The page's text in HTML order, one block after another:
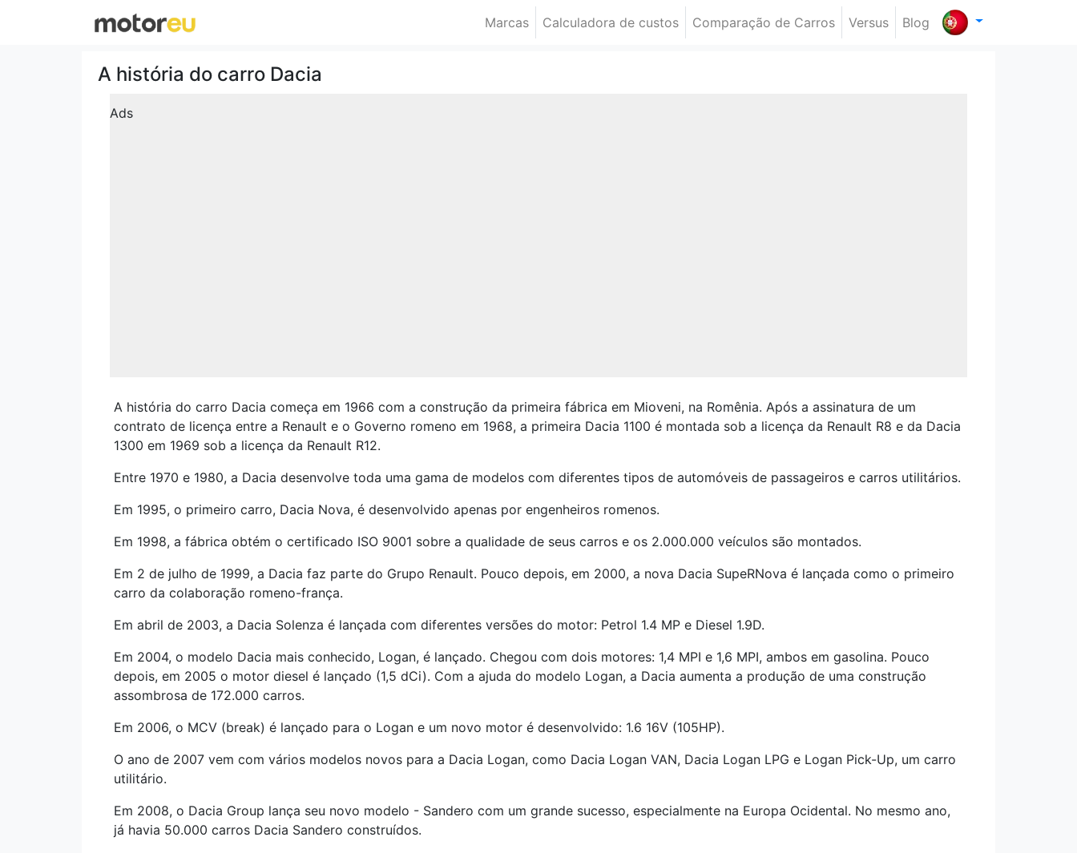
Marcas Calculadora de custos Comparação de Carros Versus Blog
A história do carro Dacia
Ads
A história do carro Dacia começa em 1966 com a construção da primeira fábrica em Mioveni, na Romênia. Após a assinatura de um
contrato de licença entre a Renault e o Governo romeno em 1968, a primeira Dacia 1100 é montada sob a licença da Renault R8 e da Dacia
1300 em 1969 sob a licença da Renault R12.
Entre 1970 e 1980, a Dacia desenvolve toda uma gama de modelos com diferentes tipos de automóveis de passageiros e carros utilitários.
Em 1995, o primeiro carro, Dacia Nova, é desenvolvido apenas por engenheiros romenos.
Em 1998, a fábrica obtém o certificado ISO 9001 sobre a qualidade de seus carros e os 2.000.000 veículos são montados.
Em 2 de julho de 1999, a Dacia faz parte do Grupo Renault. Pouco depois, em 2000, a nova Dacia SupeRNova é lançada como o primeiro
carro da colaboração romeno-frança.
Em abril de 2003, a Dacia Solenza é lançada com diferentes versões do motor: Petrol 1.4 MP e Diesel 1.9D.
Em 2004, o modelo Dacia mais conhecido, Logan, é lançado. Chegou com dois motores: 1,4 MPI e 1,6 MPI, ambos em gasolina. Pouco
depois, em 2005 o motor diesel é lançado (1,5 dCi). Com a ajuda do modelo Logan, a Dacia aumenta a produção de uma construção
assombrosa de 172.000 carros.
Em 2006, o MCV (break) é lançado para o Logan e um novo motor é desenvolvido: 1.6 16V (105HP).
O ano de 2007 vem com vários modelos novos para a Dacia Logan, como Dacia Logan VAN, Dacia Logan LPG e Logan Pick-Up, um carro
utilitário.
Em 2008, o Dacia Group lança seu novo modelo - Sandero com um grande sucesso, especialmente na Europa Ocidental. No mesmo ano,
já havia 50.000 carros Dacia Sandero construídos.